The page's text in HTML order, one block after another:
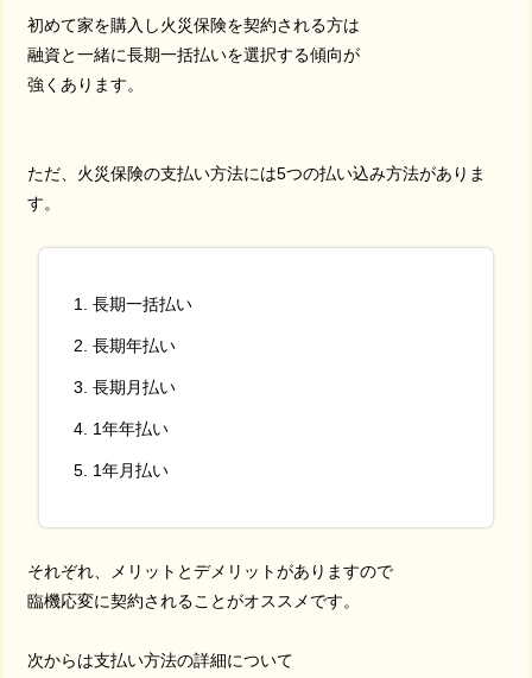
初めて家を購入し火災保険を契約される方は
融資と一緒に長期一括払いを選択する傾向が
強くあります。
ただ、火災保険の支払い方法には5つの払い込み方法がありま
す。
長期一括払い
長期年払い
長期月払い
1年年払い
1年月払い
それぞれ、メリットとデメリットがありますので
臨機応変に契約されることがオススメです。
次からは支払い方法の詳細について